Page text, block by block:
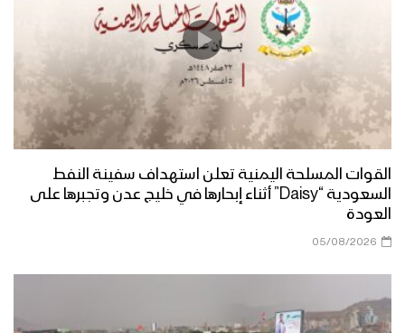
القوات المسلحة اليمنية تعلن استهداف سفينة النفط
السعودية “Daisy” أثناء إبحارها في خليج عدن وتجبرها على
العودة
05/08/2026